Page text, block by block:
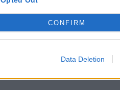
CONFIRM
Data Deletion